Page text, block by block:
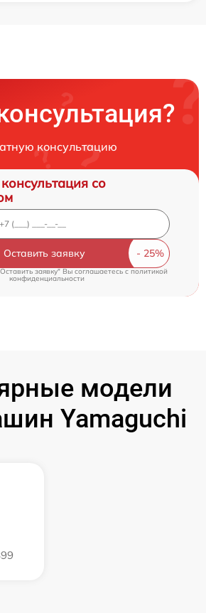
консультацию
со
Оставить заявку
заявку" Вы соглашаетесь cполитикой
конфиденциальности
модели
Yamaguchi